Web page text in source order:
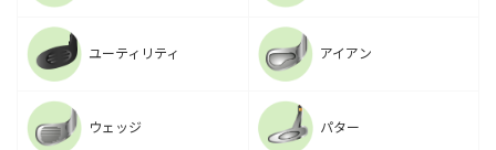
ユーティリティ アイアン
ウェッジ パター